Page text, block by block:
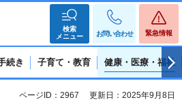
検索
メニュー
お問い合わせ 緊急情報
続き 子育て・教育 健康・医療・福祉
ページID：2967 更新日：2025年9月8日